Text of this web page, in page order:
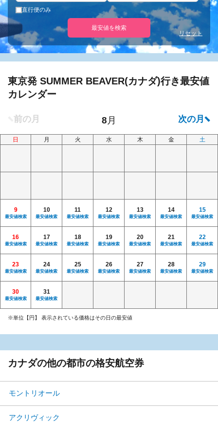
直行便のみ
最安値を検索
リセット
東京発 SUMMER BEAVER(カナダ)行き最安値
カレンダー
日 月 火 水 木 金 土
9
最安値検索
10
最安値検索
11
最安値検索
12
最安値検索
13
最安値検索
14
最安値検索
15
最安値検索
16
最安値検索
17
最安値検索
18
最安値検索
19
最安値検索
20
最安値検索
21
最安値検索
22
最安値検索
23
最安値検索
24
最安値検索
25
最安値検索
26
最安値検索
27
最安値検索
28
最安値検索
29
最安値検索
30
最安値検索
31
最安値検索
※単位【円】 表示されている価格はその日の最安値
カナダの他の都市の格安航空券
モントリオール
アクリヴィック